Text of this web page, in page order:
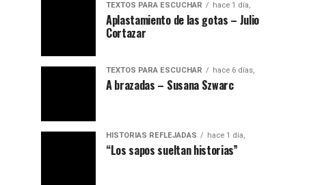
TEXTOS PARA ESCUCHAR hace 1 día,
Aplastamiento de las gotas – Julio
Cortazar
TEXTOS PARA ESCUCHAR hace 6 días,
A brazadas – Susana Szwarc
HISTORIAS REFLEJADAS hace 1 día,
“ Los sapos sueltan historias”